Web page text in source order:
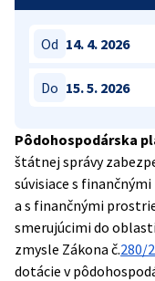
Pôdohospodárska
štátnej správy
súvisiace s
a s finančnými
smerujúcimi do
zmysle Zákona č.280/
dotácie v
Od 14. 4. 2026
Do 15. 5. 2026